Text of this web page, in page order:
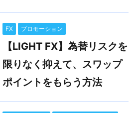
FX プロモーション
【LIGHT FX】為替リスクを
限りなく抑えて、スワップ
ポイントをもらう方法